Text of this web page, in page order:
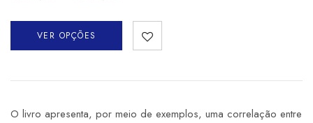
VER OPÇÕES
O livro apresenta, por meio de exemplos, uma correlação entre